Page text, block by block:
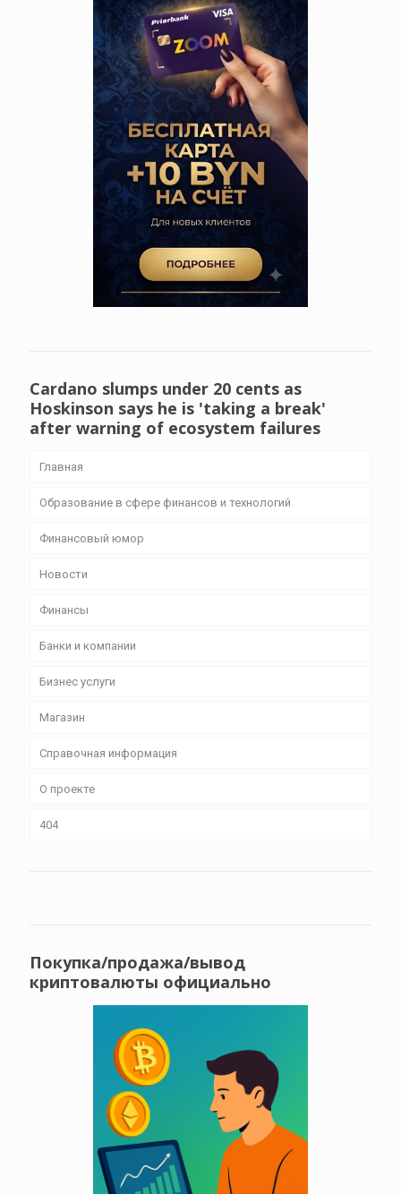
Cardano slumps under 20 cents as
Hoskinson says he is 'taking a break'
after warning of ecosystem failures
Главная
Образование в сфере финансов и технологий
Финансовый юмор
Новости
Финансы
Банки и компании
Бизнес уcлуги
Магазин
Справочная информация
О проекте
404
Покупка/продажа/вывод
криптовалюты официально